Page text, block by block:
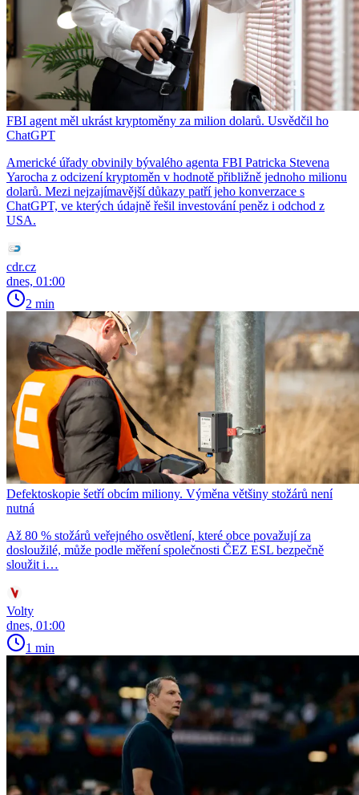
FBI agent měl ukrást kryptoměny za milion dolarů. Usvědčil ho
ChatGPT
Americké úřady obvinily bývalého agenta FBI Patricka Stevena
Yarocha z odcizení kryptoměn v hodnotě přibližně jednoho milionu
dolarů. Mezi nejzajímavější důkazy patří jeho konverzace s
ChatGPT, ve kterých údajně řešil investování peněz i odchod z
USA.
cdr.cz
dnes, 01:00
2 min
Defektoskopie šetří obcím miliony. Výměna většiny stožárů není
nutná
Až 80 % stožárů veřejného osvětlení, které obce považují za
dosloužilé, může podle měření společnosti ČEZ ESL bezpečně
sloužit i…
Volty
dnes, 01:00
1 min